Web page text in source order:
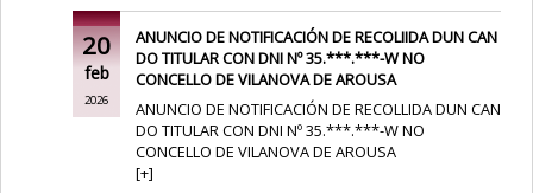
20
feb
2026
ANUNCIO DE NOTIFICACIÓN DE RECOLIIDA DUN CAN
DO TITULAR CON DNI Nº 35.***.***-W NO
CONCELLO DE VILANOVA DE AROUSA
ANUNCIO DE NOTIFICACIÓN DE RECOLLIDA DUN CAN
DO TITULAR CON DNI Nº 35.***.***-W NO
CONCELLO DE VILANOVA DE AROUSA
[+]